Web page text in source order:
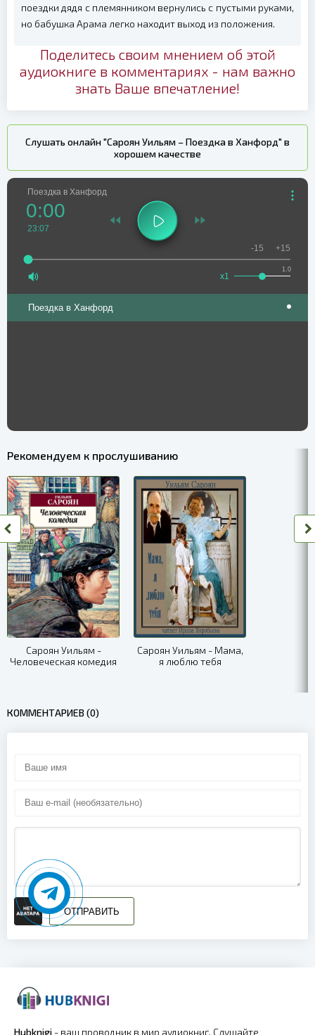
поездки дядя с племянником вернулись с пустыми руками,
но бабушка Арама легко находит выход из положения.
Поделитесь своим мнением об этой
аудиокниге в комментариях - нам важно
знать Ваше впечатление!
Слушать онлайн "Сароян Уильям – Поездка в Ханфорд" в
хорошем качестве
Поездка в Ханфорд
0:00
23:07
1.0
x1
-15 +15
Поездка в Ханфорд
Рекомендуем к прослушиванию
Сароян Уильям -
Человеческая комедия
Сароян Уильям - Мама,
я люблю тебя
КОММЕНТАРИЕВ (0)
ОТПРАВИТЬ
Hubknigi - ваш проводник в мир аудиокниг. Слушайте